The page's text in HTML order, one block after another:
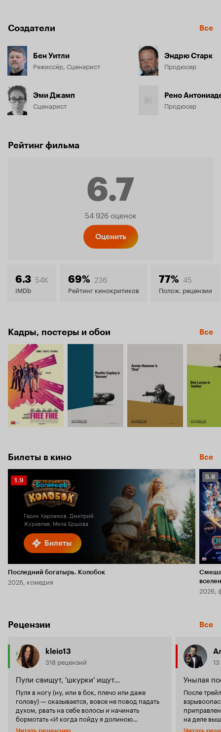
Создатели Все
Бен Уитли
Режиссёр, Сценарист
Эми Джамп
Сценарист
Эндрю Старк
Продюсер
Рено
Продюсер
Рейтинг фильма
6.7
Рейтинг
6.7
54 926 оценок
Оценить
6.3 54K
IMDb
69% 236
Рейтинг кинокритиков
77% 45
Полож. рецензии
Кадры, постеры и обои Все
Билеты в кино Все
Билеты
Рейтинг
Кинопоиска
1.9
Гарик Харламов, Дмитрий
Журавлев, Мила Ершова
Последний богатырь. Колобок
2026, комедия
5.8
5.8
2026,
Рецензии Все
kleio13
318 рецензий
Пули свищут, 'шкурки' ищут...
Пуля в ногу (ну, или в бок, плечо или даже
голову) — оказывается, вовсе не повод падать
духом, рвать на себе волосы и начинать
бормотать «И когда пойду я долиною
смертной тени...». Знайте: в такой ситуации
Унылая
После
на деле
количество